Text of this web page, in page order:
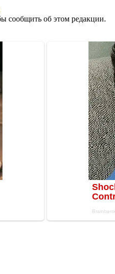
сообщить об этом редакции.